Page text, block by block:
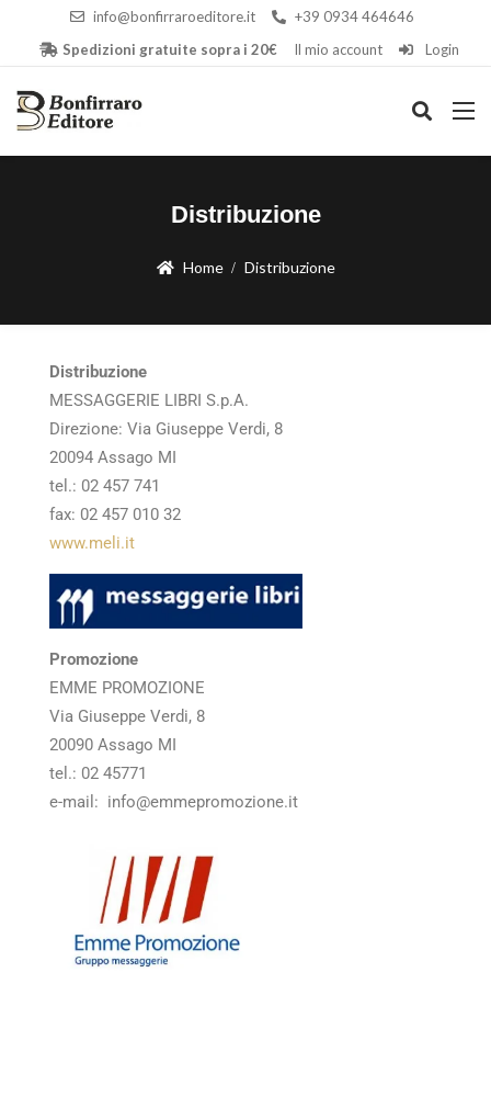
info@bonfirraroeditore.it
+39 0934 464646
Spedizioni gratuite sopra i 20€
Il mio account Login
Distribuzione
Home Distribuzione
Distribuzione
MESSAGGERIE LIBRI S.p.A.
Direzione: Via Giuseppe Verdi, 8
20094 Assago MI
tel.: 02 457 741
fax: 02 457 010 32
www.meli.it
Promozione
EMME PROMOZIONE
Via Giuseppe Verdi, 8
20090 Assago MI
tel.: 02 45771
e-mail: info@emmepromozione.it